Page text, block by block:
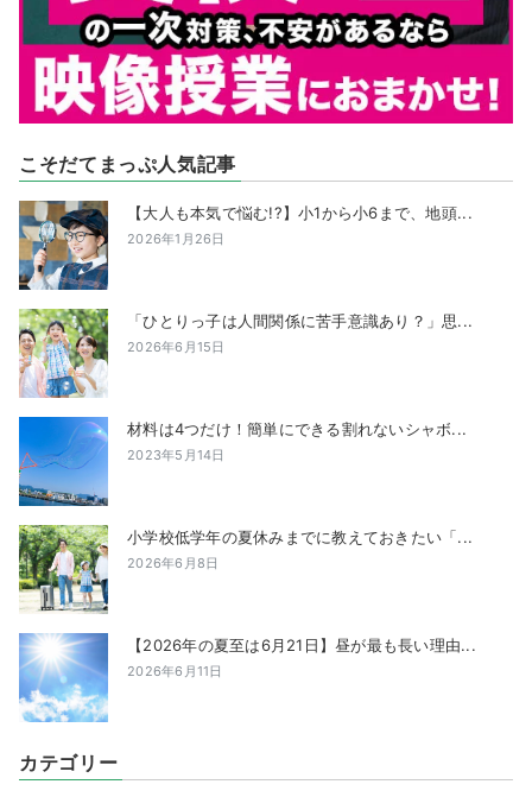
こそだてまっぷ人気記事
【大人も本気で悩む!?】小1から小6まで、地頭...
2026年1月26日
「ひとりっ子は人間関係に苦手意識あり？」思...
2026年6月15日
材料は4つだけ！簡単にできる割れないシャボ...
2023年5月14日
小学校低学年の夏休みまでに教えておきたい「...
2026年6月8日
【2026年の夏至は6月21日】昼が最も長い理由...
2026年6月11日
カテゴリー